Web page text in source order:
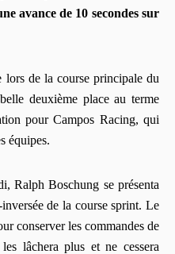
avance de 10 secondes sur
de la course principale du
deuxième place au terme
pour Campos Racing, qui
équipes.
Ralph Boschung se présenta
de la course sprint. Le
conserver les commandes de
lâchera plus et ne cessera